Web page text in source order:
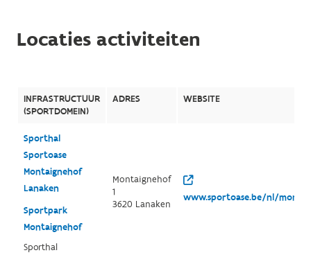
Locaties activiteiten
INFRASTRUCTUUR
(SPORTDOMEIN)
ADRES WEBSITE
Sporthal
Sportoase
Montaignehof
Lanaken
Sportpark
Montaignehof
Sporthal
Montaignehof
1
3620 Lanaken
www.sportoase.be/nl/